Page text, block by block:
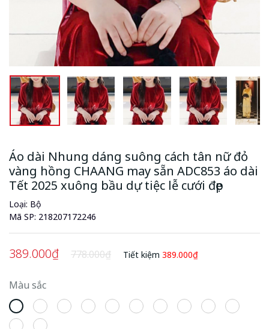
Áo dài Nhung dáng suông cách tân nữ đỏ
vàng hồng CHAANG may sẵn ADC853 áo dài
Tết 2025 xuông bầu dự tiệc lễ cưới đẹp
Loại: Bộ
Mã SP: 218207172246
389.000₫ 778.000₫ Tiết kiệm 389.000₫
Màu sắc